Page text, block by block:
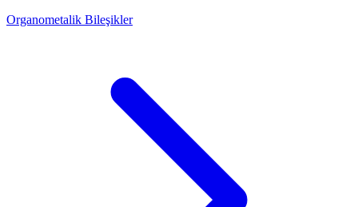
Organometalik Bileşikler